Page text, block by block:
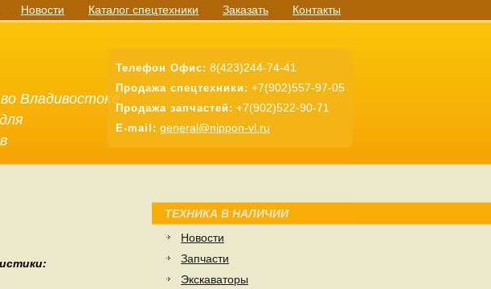
Новости Каталог спецтехники Заказать Контакты
Владивостоке
Телефон Офис: 8(423)244-74-41
Продажа спецтехники: +7(902)557-97-05
Продажа запчастей: +7(902)522-90-71
E-mail: general@nippon-vl.ru
ТЕХНИКА В НАЛИЧИИ
Новости
Запчасти
Экскаваторы